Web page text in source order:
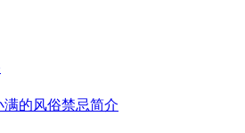
的风俗禁忌简介